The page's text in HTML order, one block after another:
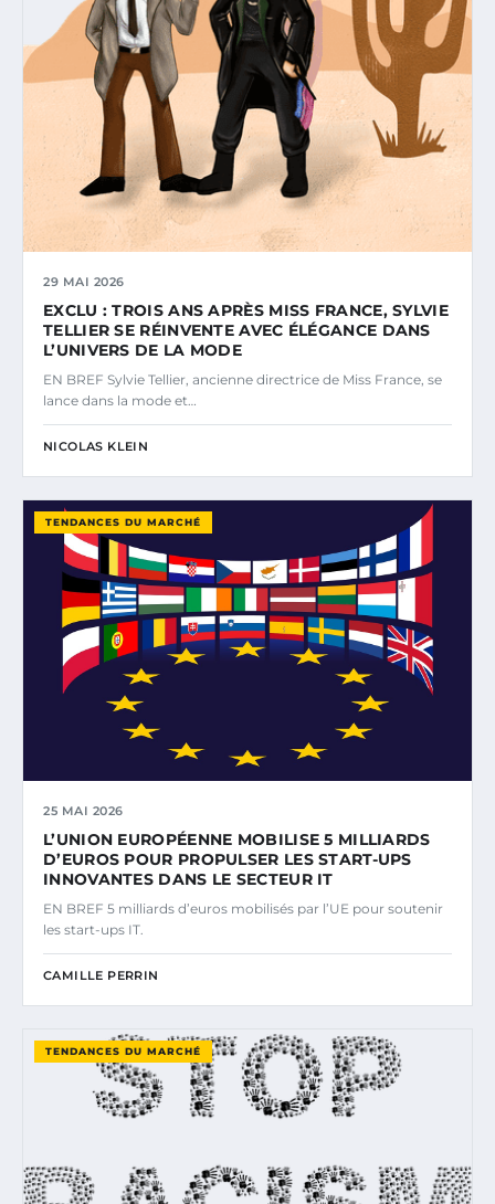
29 MAI 2026
EXCLU : TROIS ANS APRÈS MISS FRANCE, SYLVIE
TELLIER SE RÉINVENTE AVEC ÉLÉGANCE DANS
L’UNIVERS DE LA MODE
EN BREF Sylvie Tellier, ancienne directrice de Miss France, se
lance dans la mode et…
NICOLAS KLEIN
TENDANCES DU MARCHÉ
25 MAI 2026
L’UNION EUROPÉENNE MOBILISE 5 MILLIARDS
D’EUROS POUR PROPULSER LES START-UPS
INNOVANTES DANS LE SECTEUR IT
EN BREF 5 milliards d’euros mobilisés par l’UE pour soutenir
les start-ups IT.
CAMILLE PERRIN
TENDANCES DU MARCHÉ